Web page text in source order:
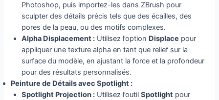
Photoshop, puis importez-les dans ZBrush pour
sculpter des détails précis tels que des écailles, des
pores de la peau, ou des motifs complexes.
Alpha Displacement : Utilisez l’option Displace pour
appliquer une texture alpha en tant que relief sur la
surface du modèle, en ajustant la force et la profondeur
pour des résultats personnalisés.
Peinture de Détails avec Spotlight :
Spotlight Projection : Utilisez l’outilSpotlight pour